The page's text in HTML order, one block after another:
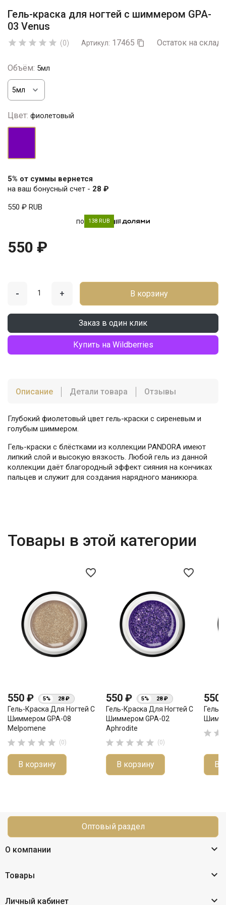
Гель-краска для ногтей с шиммером GPA-
03 Venus
     (0) Артикул: 17465  Остаток на
Объём: 5мл
Цвет: фиолетовый
5% от суммы вернется
на ваш бонусный счет - 28 ₽
550 ₽ RUB
по 138 RUB
550 ₽
- + В корзину
Заказ в один клик
Купить на Wildberries
Описание Детали товара Отзывы
Глубокий фиолетовый цвет гель-краски с сиреневым и
голубым шиммером.
Гель-краски с блёстками из коллекции PANDORA имеют
липкий слой и высокую вязкость. Любой гель из данной
коллекции даёт благородный эффект сияния на кончиках
пальцев и служит для создания нарядного маникюра.
Товары в этой категории
favorite_border
550 ₽ 5% 28 ₽
Гель-Краска Для Ногтей С
Шиммером GPA-08
Melpomene
     (0)
В корзину
favorite_border
550 ₽ 5% 28 ₽
Гель-Краска Для Ногтей С
Шиммером GPA-02
Aphrodite
     (0)
В корзину
550
Гель-
 
В
Оптовый раздел
О компании 
Товары 
Личный кабинет 